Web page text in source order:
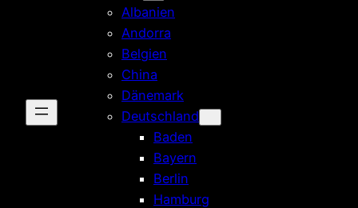
Albanien
Andorra
Belgien
China
Dänemark
Deutschland
Baden
Bayern
Berlin
Hamburg